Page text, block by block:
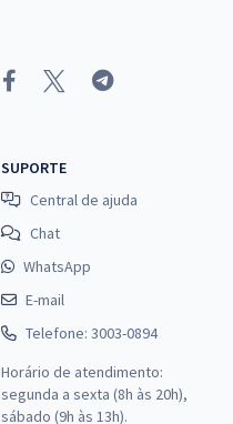
SUPORTE
Central de ajuda
Chat
WhatsApp
E-mail
Telefone: 3003-0894
Horário de atendimento:
segunda a sexta (8h às 20h),
sábado (9h às 13h).